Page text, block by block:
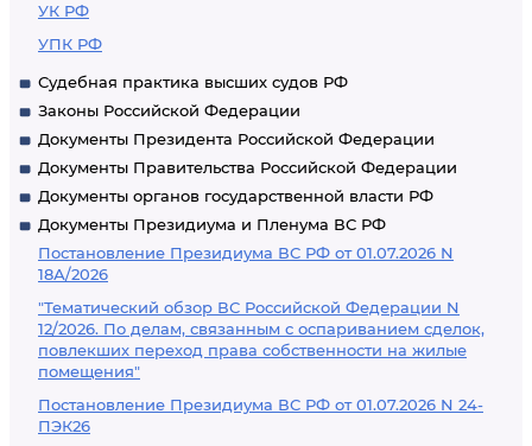
УК РФ
УПК РФ
Судебная практика высших судов РФ
Законы Российской Федерации
Документы Президента Российской Федерации
Документы Правительства Российской Федерации
Документы органов государственной власти РФ
Документы Президиума и Пленума ВС РФ
Постановление Президиума ВС РФ от 01.07.2026 N
18А/2026
"Тематический обзор ВС Российской Федерации N
12/2026. По делам, связанным с оспариванием сделок,
повлекших переход права собственности на жилые
помещения"
Постановление Президиума ВС РФ от 01.07.2026 N 24-
ПЭК26